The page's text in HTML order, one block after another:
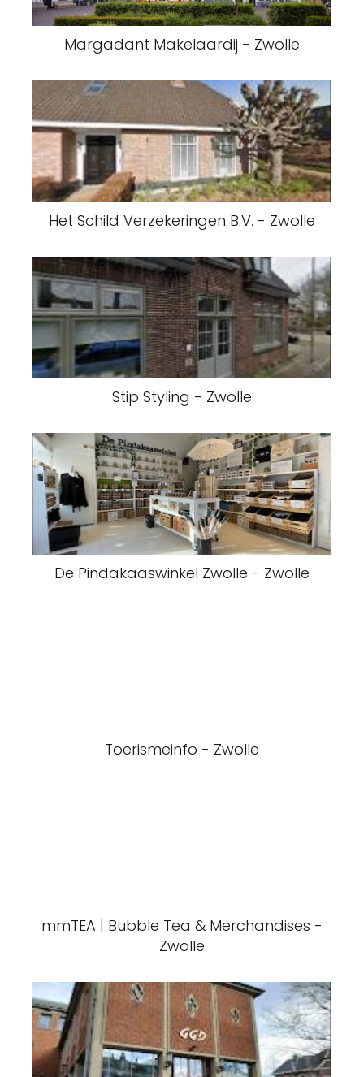
Margadant Makelaardij - Zwolle
Het Schild Verzekeringen B.V. - Zwolle
Stip Styling - Zwolle
De Pindakaaswinkel Zwolle - Zwolle
Toerismeinfo - Zwolle
mmTEA | Bubble Tea & Merchandises -
Zwolle